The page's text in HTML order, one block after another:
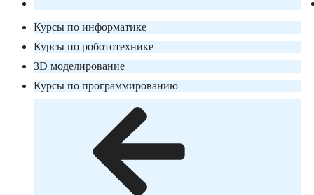
Курсы по информатике
Курсы по робототехнике
3D моделирование
Курсы по программированию